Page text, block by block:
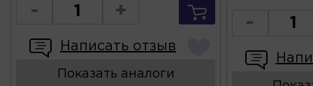
- +
Написать отзыв
Показать аналоги
-